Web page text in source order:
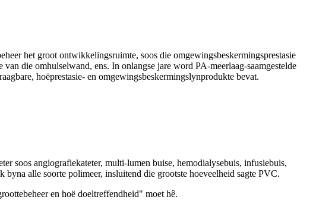
het groot ontwikkelingsruimte, soos die omgewingsbeskermingsprestasie
die omhulselwand, ens. In onlangse jare word PA-meerlaag-saamgestelde
hoëprestasie- en omgewingsbeskermingslynprodukte bevat.
soos angiografiekateter, multi-lumen buise, hemodialysebuis, infusiebuis,
byna alle soorte polimeer, insluitend die grootste hoeveelheid sagte PVC.
en hoë doeltreffendheid" moet hê.